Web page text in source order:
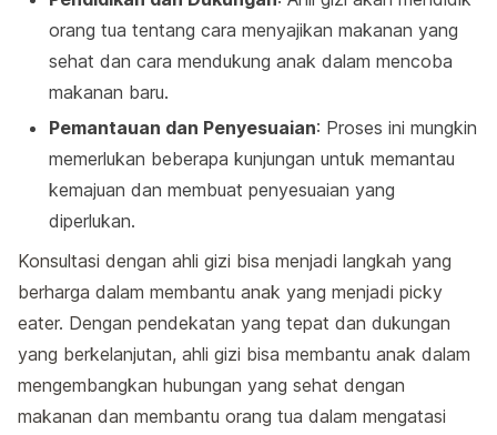
orang tua tentang cara menyajikan makanan yang
sehat dan cara mendukung anak dalam mencoba
makanan baru.
Pemantauan dan Penyesuaian: Proses ini mungkin
memerlukan beberapa kunjungan untuk memantau
kemajuan dan membuat penyesuaian yang
diperlukan.
Konsultasi dengan ahli gizi bisa menjadi langkah yang
berharga dalam membantu anak yang menjadi picky
eater. Dengan pendekatan yang tepat dan dukungan
yang berkelanjutan, ahli gizi bisa membantu anak dalam
mengembangkan hubungan yang sehat dengan
makanan dan membantu orang tua dalam mengatasi